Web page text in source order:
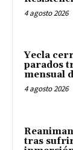
4 agosto 2026
Yecla
parados
mensual
4 agosto 2026
tras